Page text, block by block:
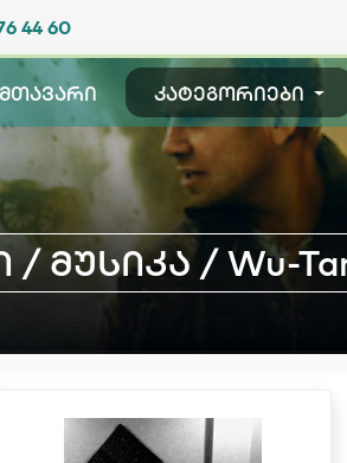
44 60
მთავარი კატეგორიები
მუსიკა / Wu-